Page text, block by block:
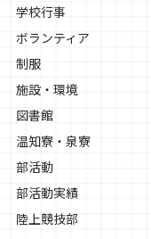
学校行事
ボランティア
制服
施設・環境
図書館
温知寮・泉寮
部活動
部活動実績
陸上競技部